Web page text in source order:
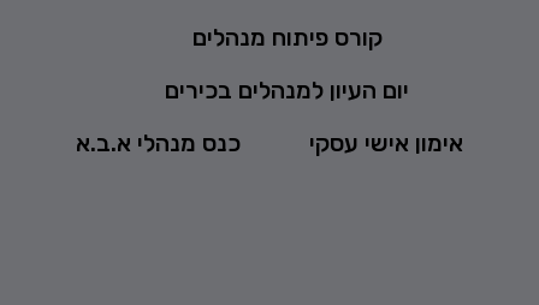
קורס פיתוח מנהלים
יום העיון למנהלים בכירים
אימון אישי עסקי
כנס מנהלי א.ב.א